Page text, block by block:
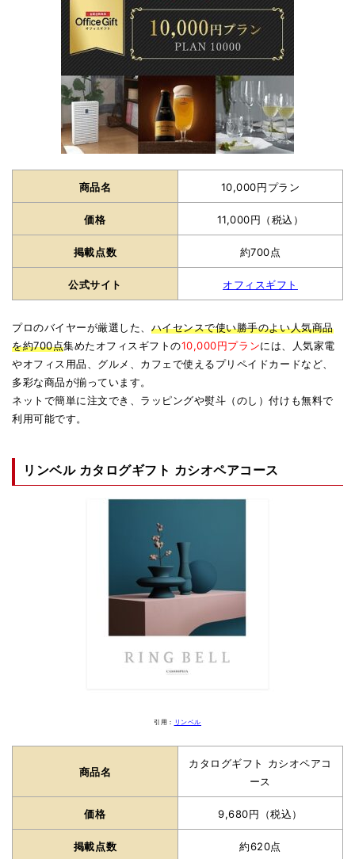
商品名 10,000円プラン
価格 11,000円（税込）
掲載点数 約700点
公式サイト オフィスギフト
プロのバイヤーが厳選した、 ハイセンスで使い勝手のよい人気商品
を約700点集めたオフィスギフトの10,000円プランには、人気家電
やオフィス用品、グルメ、カフェで使えるプリペイドカードなど、
多彩な商品が揃っています。
ネットで簡単に注文でき、ラッピングや熨斗（のし）付けも無料で
利用可能です。
リンベル カタログギフト カシオペアコース
引用： リンベル
商品名
カタログギフト カシオペアコ
ース
価格 9,680円（税込）
掲載点数 約620点